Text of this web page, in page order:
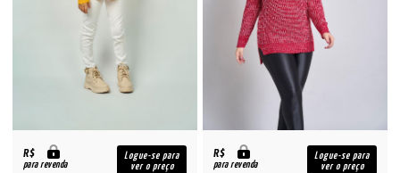
R$
para revenda
Logue-se para
ver o preço
R$
para revenda
Logue-se para
ver o preço